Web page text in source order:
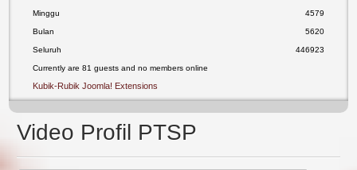
Minggu 4579
Bulan 5620
Seluruh 446923
Currently are 81 guests and no members online
Kubik-Rubik Joomla! Extensions
Video Profil PTSP